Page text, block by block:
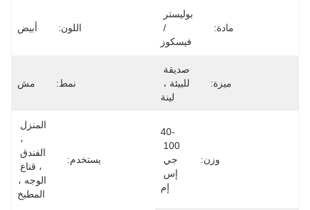
مادة:
فيسكوز
اللون: أبيض
ميزة:
لينة
نمط: مش
وزن:
40-
إم
يستخدم:
المطبخ